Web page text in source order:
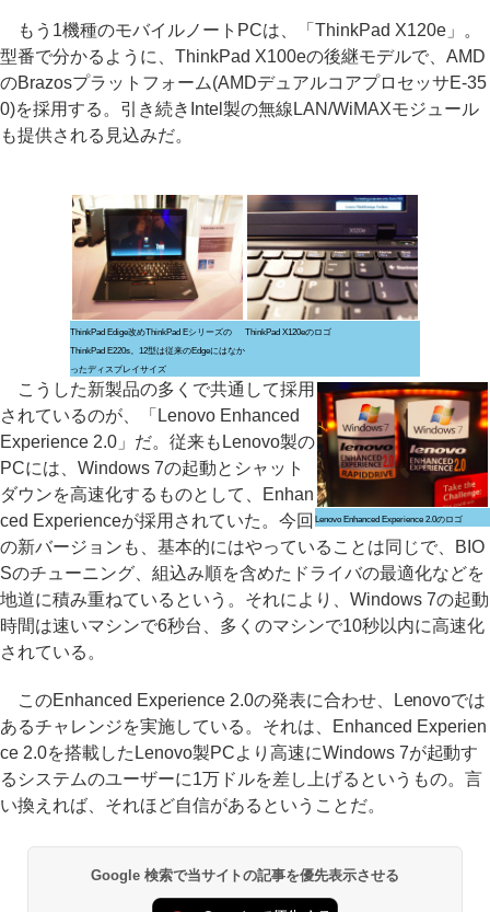
もう1機種のモバイルノートPCは、「ThinkPad X120e」。
型番で分かるように、ThinkPad X100eの後継モデルで、AMD
のBrazosプラットフォーム(AMDデュアルコアプロセッサE-35
0)を採用する。引き続きIntel製の無線LAN/WiMAXモジュール
も提供される見込みだ。
ThinkPad Edige改めThinkPad Eシリーズの
ThinkPad E220s。12型は従来のEdgeにはなか
ったディスプレイサイズ
ThinkPad X120eのロゴ
Lenovo Enhanced Experience 2.0のロゴ
こうした新製品の多くで共通して採用
されているのが、「Lenovo Enhanced
Experience 2.0」だ。従来もLenovo製の
PCには、Windows 7の起動とシャット
ダウンを高速化するものとして、Enhan
ced Experienceが採用されていた。今回
の新バージョンも、基本的にはやっていることは同じで、BIO
Sのチューニング、組込み順を含めたドライバの最適化などを
地道に積み重ねているという。それにより、Windows 7の起動
時間は速いマシンで6秒台、多くのマシンで10秒以内に高速化
されている。
このEnhanced Experience 2.0の発表に合わせ、Lenovoでは
あるチャレンジを実施している。それは、Enhanced Experien
ce 2.0を搭載したLenovo製PCより高速にWindows 7が起動す
るシステムのユーザーに1万ドルを差し上げるというもの。言
い換えれば、それほど自信があるということだ。
Google 検索で当サイトの記事を優先表示させる